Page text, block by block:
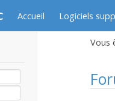
Accueil Logiciels
Vous